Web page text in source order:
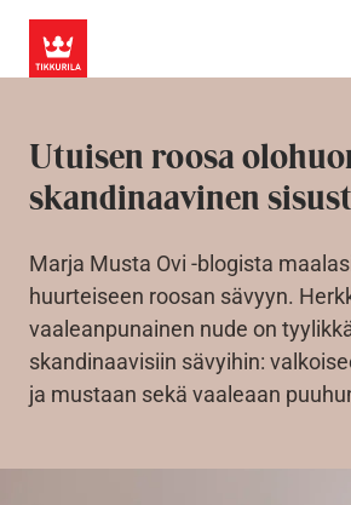
Utuisen roosa
skandinaavinen
Marja Musta Ovi -blogista
huurteiseen roosan sävyyn.
vaaleanpunainen nude on
skandinaavisiin sävyihin:
ja mustaan sekä vaaleaan